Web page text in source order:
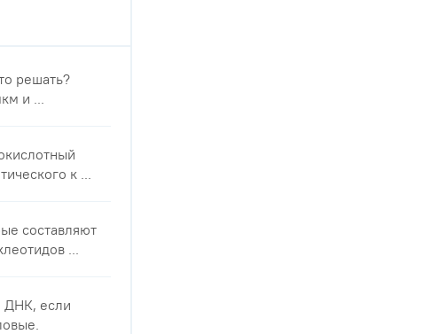
решать?
и ...
к ...
составляют
...
ДНК, если